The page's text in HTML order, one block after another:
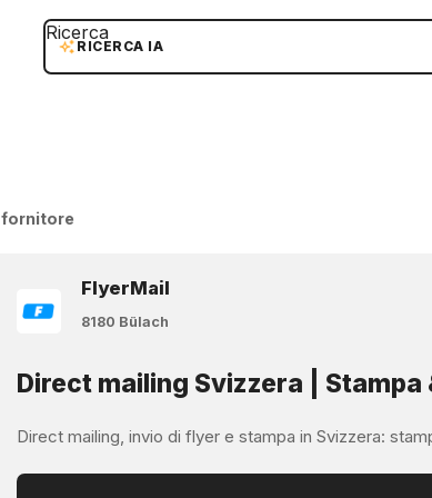
RICERCA IA
Ricerca
fornitore
FlyerMail
8180 Bülach
Direct mailing Svizzera |
Direct mailing, invio di flyer e stampa in Svizzera: